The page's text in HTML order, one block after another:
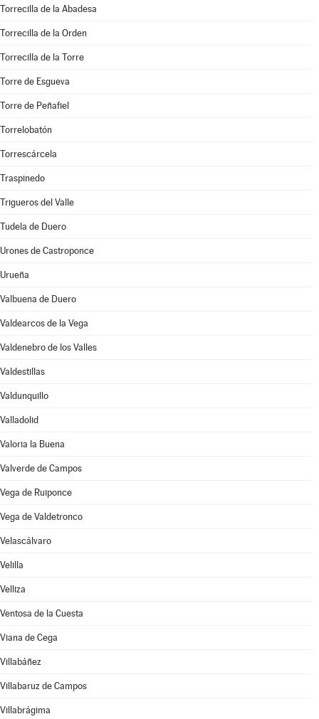
Torrecilla de la Abadesa
Torrecilla de la Orden
Torrecilla de la Torre
Torre de Esgueva
Torre de Peñafiel
Torrelobatón
Torrescárcela
Traspinedo
Trigueros del Valle
Tudela de Duero
Urones de Castroponce
Urueña
Valbuena de Duero
Valdearcos de la Vega
Valdenebro de los Valles
Valdestillas
Valdunquillo
Valladolid
Valoria la Buena
Valverde de Campos
Vega de Ruiponce
Vega de Valdetronco
Velascálvaro
Velilla
Velliza
Ventosa de la Cuesta
Viana de Cega
Villabáñez
Villabaruz de Campos
Villabrágima